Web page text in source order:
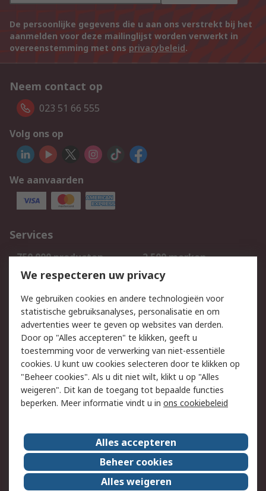
De persoonlijke gegevens die u aan ons verstrekt bij het
aanmelden voor deze mailinglijst worden verwerkt in
overeenstemming met ons privacybeleid.
Neem contact op
023 51 66 555
Volg ons op
We aanvaarden
Services
750.000 producten
2.500 merken
Bestellen
Inkoopoplossingen
Track & Trace
Wettelijk
Cookiebeleid
Email veiligheid
Privacybeleid
Websitevoorwaarden
Algemene
verkoopvoorwaarden
Over RS
RS Group
Over ons
RS wereldwijd
Werken bij RS
We respecteren uw privacy
We gebruiken cookies en andere technologieën voor
statistische gebruiksanalyses, personalisatie en om
advertenties weer te geven op websites van derden.
Door op "Alles accepteren" te klikken, geeft u
toestemming voor de verwerking van niet-essentiële
cookies. U kunt uw cookies selecteren door te klikken op
"Beheer cookies". Als u dit niet wilt, klikt u op "Alles
weigeren". Dit kan de toegang tot bepaalde functies
beperken. Meer informatie vindt u in ons cookiebeleid
Alles accepteren
Beheer cookies
Alles weigeren